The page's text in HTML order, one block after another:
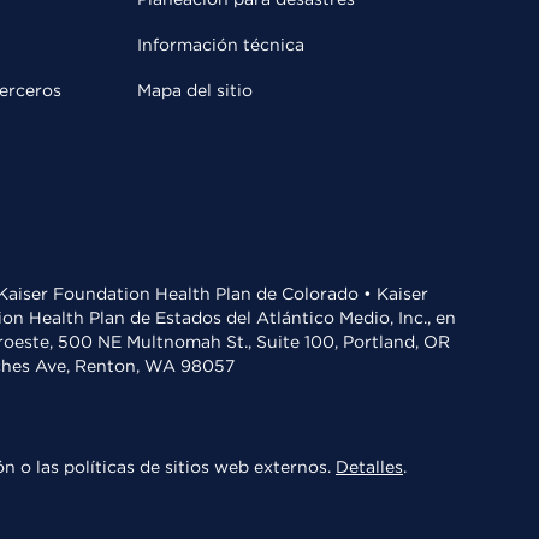
Información técnica
Mapa del sitio
Foundation Health Plan de Colorado • Kaiser
Health Plan de Estados del Atlántico Medio, Inc., en
500 NE Multnomah St., Suite 100, Portland, OR
Ave, Renton, WA 98057
o las políticas de sitios web externos. Detalles.